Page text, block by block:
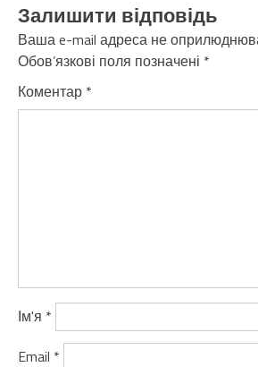
Залишити відповідь
Ваша e-mail адреса не
Обов’язкові поля позначені *
Коментар *
Ім'я *
Email *